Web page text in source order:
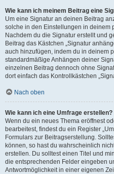
Wie kann ich meinem Beitrag eine
Um eine Signatur an deinen Beitrag
solche in den Einstellungen in deinem
Nachdem du die Signatur erstellt und
Beitrag das Kästchen „Signatur
auch hinzufügen, indem du in deinem
standardmäßige Anhängen deiner
einzelnen Beitrag dennoch ohne
dort einfach das Kontrollkästchen
Nach oben
Wie kann ich eine Umfrage erstellen?
Wenn du ein neues Thema eröffnest
bearbeitest, findest du ein Register
Formulars zur Beitragserstellung.
können, so hast du wahrscheinlich
erstellen. Du solltest einen Titel und
die entsprechenden Felder eingeben
Antwortmöglichkeit in einer eigenen